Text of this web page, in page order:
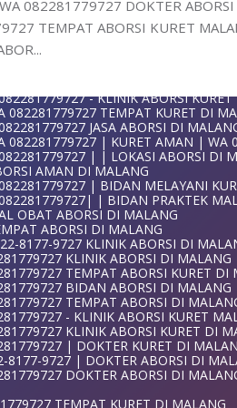
082281779727 DOKTER
TEMPAT ABORSI KURET
TEMPAT ABORSI
8177-9727 DOKTER ABORSI DI
TEMPAT ABORSI KURET
DOKTER ABORSI DI
- KLINIK ABORSI KURET
082281779727 TEMPAT KURET DI
JASA ABORSI DI
082281779727 | KURET AMAN | WA
| | LOKASI ABORSI DI
AMAN DI MALANG
| BIDAN MELAYANI
| BIDAN PRAKTEK
OBAT ABORSI DI MALANG
ABORSI DI MALANG
8177-9727 KLINIK ABORSI DI
KLINIK ABORSI DI MALANG
TEMPAT ABORSI KURET DI
BIDAN ABORSI DI MALANG
TEMPAT ABORSI DI
- KLINIK ABORSI KURET
KLINIK ABORSI KURET DI
| DOKTER KURET DI
8177-9727 | DOKTER ABORSI DI
DOKTER ABORSI DI
TEMPAT KURET DI MALANG
ABORSI KURET MALANG WA
KLINIK ABORSI MALANG
TEMPAT ABORSI KURET
BIDAN ABORSI DI MALANG
DOKTER ABORSI DI MALANG
TEMPAT ABORSI
DOKTER KURET DI
TEMPAT KURET DI
JASA ABORSI DI MALANG
281-779-727 KURET AMAN WA
281-779-727 LOKASI ABORSI DI
779-727 ABORSI AMAN DI MALANG
BIDAN MELAYANI
BIDAN PRAKTEK MALANG
ABORSI MALANG
TEMPAT ABORSI DI
KLINIK ABORSI MALANG
8177-9727 DOKTER ABORSI DI
BIDAN ABORSI DI
KLINIK KURET DI
KURET AMAN | WA
81779/727 TEMPAT ABORSI
281779/727 KLINIK ABORSI KURET